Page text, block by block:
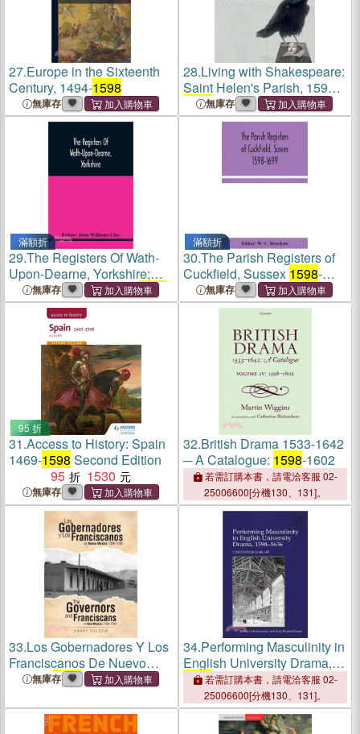
27.Europe in the Sixteenth
Century, 1494-1598
無庫存
28.Living with Shakespeare:
Saint Helen's Parish, 1593-
1598無庫存
滿額折
29.The Registers Of Wath-
Upon-Dearne, Yorkshire;
Baptisms And Burials,1598
1778 Marriages,1598-1779
無庫存
滿額折
30.The Parish Registers of
Cuckfield, Sussex 1598-
1699無庫存
95 折
31.Access to History: Spain
1469-1598 Second Edition
95
1530
無庫存
32.British Drama 1533-1642
─ A Catalogue: 1598-1602
若需訂購本書，請電洽客服 02-
25006600[分機130、131]。
33.Los Gobernadores Y Los
Franciscanos De Nuevo
Mexico:1598-1700 ― The
of New Mexico:1598-1700
無庫存
34.Performing Masculinity in
English University Drama,
1598-1636
若需訂購本書，請電洽客服 02-
25006600[分機130、131]。